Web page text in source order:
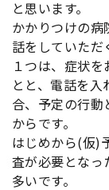
と思います。
かかりつけの
話をしていただ
１つは、症状
とと、電話を
合、予定の行
からです。
はじめから(仮)
査が必要となっ
多いです。